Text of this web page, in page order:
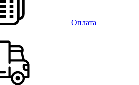
Оплата